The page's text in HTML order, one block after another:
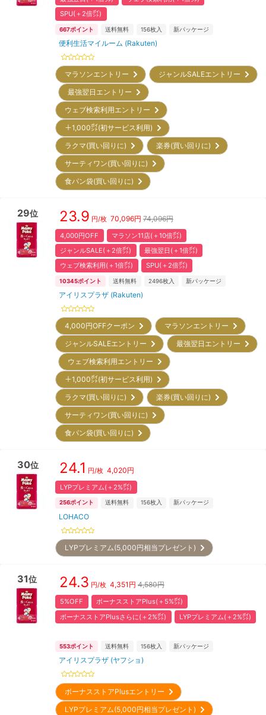
SPU(＋2倍㌽)
667ポイント 送料無料 156枚入 新パッケージ
便利生活マイルーム (Rakuten)
マラソンエントリー
ジャンルSALEエントリー
最強翌日エントリー
ウェブ検索利用エントリー
＋1,000㌽(初サービス利用)
ラクマ(買い回りに)
楽券(買い回りに)
サーティワン(買い回りに)
食パン袋(買い回りに)
29位 23.9 円/枚 70,096円 74,096円
4,000円OFF
マラソン11店(＋10倍㌽)
ジャンルSALE(＋2倍㌽)
最強翌日(＋1倍㌽)
ウェブ検索利用(＋1倍㌽)
SPU(＋2倍㌽)
10345ポイント 送料無料 2496枚入 新パッケージ
アイリスプラザ (Rakuten)
4,000円OFFクーポン
マラソンエントリー
ジャンルSALEエントリー
最強翌日エントリー
ウェブ検索利用エントリー
＋1,000㌽(初サービス利用)
ラクマ(買い回りに)
楽券(買い回りに)
サーティワン(買い回りに)
食パン袋(買い回りに)
30位 24.1 円/枚 4,020円
LYPプレミアム(＋2%㌽)
256ポイント 送料無料 156枚入 新パッケージ
LOHACO
LYPプレミアム(5,000円相当プレゼント)
31位 24.3 円/枚 4,351 円 4,580円
5%OFF
ボーナスストアPlus(＋5%㌽)
ボーナスストアPlusさらに(＋2%㌽)
LYPプレミアム(＋2%㌽)
553ポイント 送料無料 156枚入 新パッケージ
アイリスプラザ (ヤフショ)
ボーナスストアPlusエントリー
LYPプレミアム(5,000円相当プレゼント)